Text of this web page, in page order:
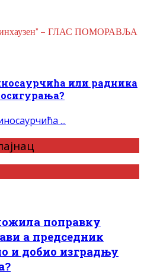
– ГЛАС ПОМОРАВЉА
или радника
осигурања?
...
поправку
а председник
и добио изградњу